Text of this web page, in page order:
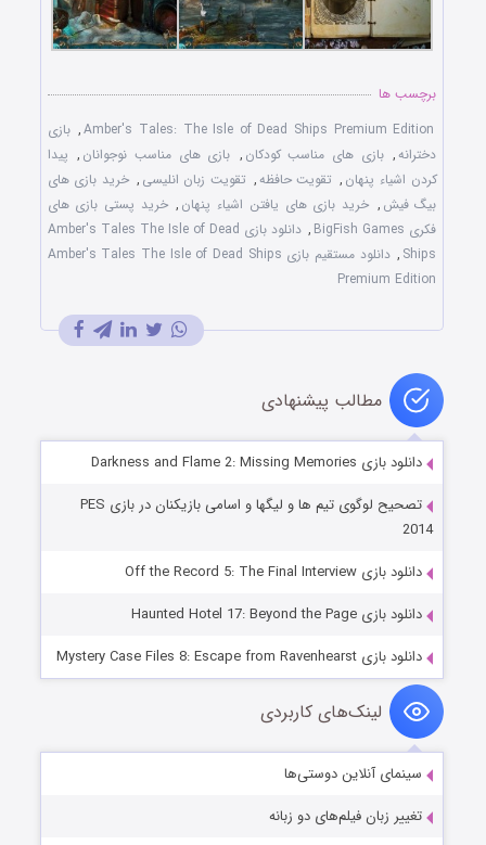
برچسب ها
Amber's Tales: The Isle of Dead Ships Premium Edition
, بازی
دخترانه, بازی های مناسب کودکان , بازی های مناسب نوجوانان , پیدا
کردن اشیاء پنهان , تقویت حافظه, تقویت زبان انلیسی , خرید بازی های
بیگ فیش , خرید بازی های یافتن اشیاء پنهان , خرید پستی بازی های
فکری BigFish Games
,
دانلود بازی Amber's Tales The Isle of Dead
Ships
,
دانلود مستقیم بازی Amber's Tales The Isle of Dead Ships
Premium Edition
مطالب پیشنهادی
دانلود بازی Darkness and Flame 2: Missing Memories
تصحیح لوگوی تیم ها و لیگها و اسامی بازیکنان در بازی PES
2014
دانلود بازی Off the Record 5: The Final Interview
دانلود بازی Haunted Hotel 17: Beyond the Page
دانلود بازی Mystery Case Files 8: Escape from Ravenhearst
لینک‌های کاربردی
سینمای آنلاین دوستی‌ها
تغییر زبان فیلم‌های دو زبانه